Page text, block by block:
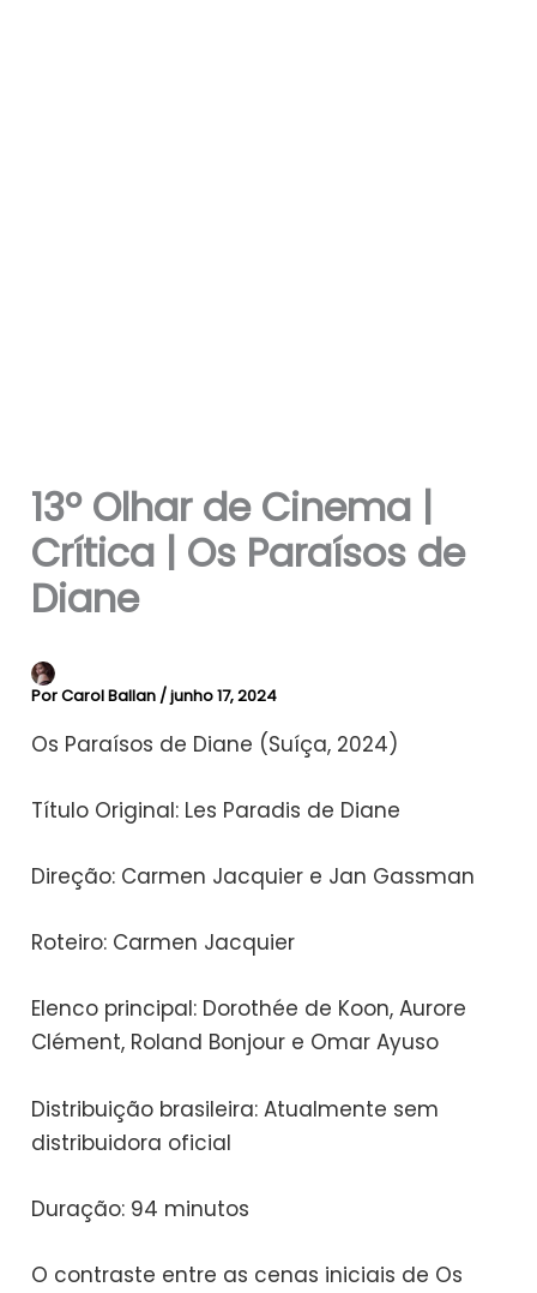
13º Olhar de Cinema |
Crítica | Os Paraísos de
Diane
PorCarol Ballan /junho 17, 2024
Os Paraísos de Diane (Suíça, 2024)
Título Original: Les Paradis de Diane
Direção: Carmen Jacquier e Jan Gassman
Roteiro: Carmen Jacquier
Elenco principal: Dorothée de Koon, Aurore
Clément, Roland Bonjour e Omar Ayuso
Distribuição brasileira: Atualmente sem
distribuidora oficial
Duração: 94 minutos
O contraste entre as cenas iniciais de Os